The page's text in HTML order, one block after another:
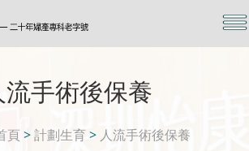
流手術後保養
頁 >計劃生育> 人流手術後保養